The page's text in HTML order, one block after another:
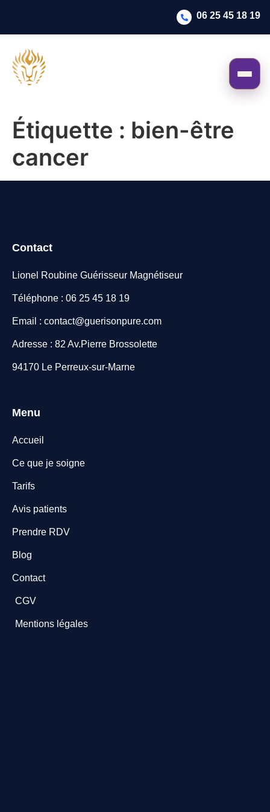
06 25 45 18 19
Étiquette : bien-être
cancer
Contact
Lionel Roubine Guérisseur Magnétiseur
Téléphone : 06 25 45 18 19
Email : contact@guerisonpure.com
Adresse : 82 Av.Pierre Brossolette
94170 Le Perreux-sur-Marne
Menu
Accueil
Ce que je soigne
Tarifs
Avis patients
Prendre RDV
Blog
Contact
CGV
Mentions légales